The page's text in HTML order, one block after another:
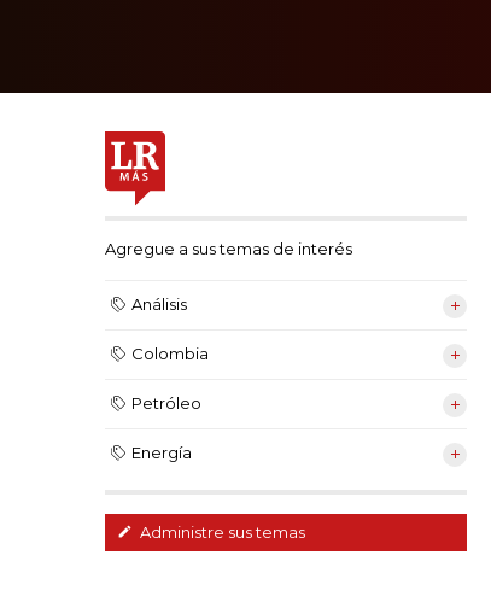
Agregue a sus temas de interés
Análisis
Colombia
Petróleo
Energía
Administre sus temas